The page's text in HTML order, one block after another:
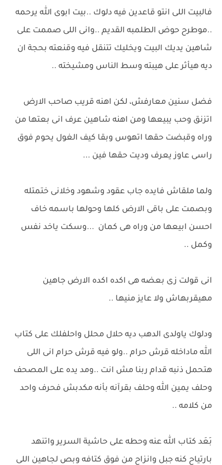
فالبيت اللى انتو قاعدين فيه دلوك ..بيت ابوى الله يرحمه
..موطرح حوض الطلمبه القديم ..وانى اللى صممت على
شاهين يديك البيت ويخليك تتنقل فيه وقنعته بحجة ان
ديه هيأثر على هيبته وسط الناس ومشيخته ..
فضل سنين معارفش، لكن اهنه قريب صاحب الارض
اتزنق وحب يبيعها ومن اهنه شاهين عرف انى بعتها من
وراه وقبضت حقها اتهوس وبقا كيف الغول يحوم فوق
راسى عاوز يعرف وديت حقها فين ...
ولما ملقاش فايده جاب عقود وشهود وخلانى ختمتله
وبصمت على باقى الارض كلها وحولها باسمه خاف
احسن ابيعها من وراه هى كمان ...وسكت ياخد نفس
وكمل ..
انى قولت زى بعضه هى اكده اكده الارض جاهين
مهيقربهاش ولا عايز منيها ..
ودلوك ياولدى الدهب ديه حلال محلل واحلفلك على كتاب
الله ماداخله قرش حرام ..ولو فيه قرش حرام انى اللى
هتحمل ذنبه قدام ربنا مش انت ..ومد يده على المصحف
وحلف يمين الله وحلف بقرآنه بأنه مكدبش فحرف واحد
من كلامه ..
بَعَد كتاب الله عنه وحطه على حاشية السرير واتنهد
بارتياح كنه جبل وانزاح من فوق كتافه وبص لجاهين اللى